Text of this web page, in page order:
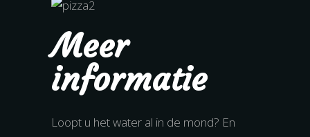
Meer
informatie
Loopt u het water al in de mond? En